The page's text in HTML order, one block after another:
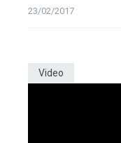
23/02/2017
Video